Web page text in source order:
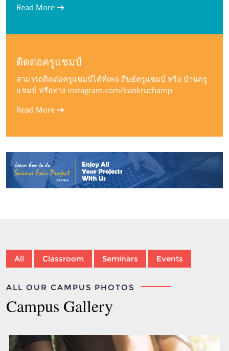
Read More
ติดต่อครูแชมป์
สามารถติดต่อครูแชมป์ได้ที่เพจ ศิษย์ครูแชมป์ หรือ บ้านครู
แชมป์ หรือทาง instagram.com/bankruchamp
Read More
All Classroom Seminars Events
ALL OUR CAMPUS PHOTOS
Campus Gallery